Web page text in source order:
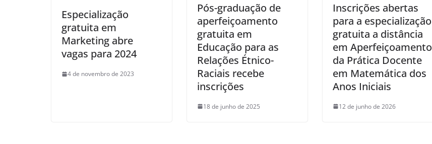
Especialização
gratuita em
Marketing abre
vagas para 2024
4 de novembro de 2023
Pós-graduação de
aperfeiçoamento
gratuita em
Educação para as
Relações Étnico-
Raciais recebe
inscrições
18 de junho de 2025
Inscrições abertas
para a especialização
gratuita a distância
em Aperfeiçoamento
da Prática Docente
em Matemática dos
Anos Iniciais
12 de junho de 2026